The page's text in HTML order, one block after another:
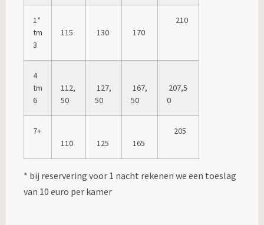
1*
tm
3
115 130 170
210
4
tm
6
112,
50
127,
50
167,
50
207,5
0
7+
110
125 165
205
* bij reservering voor 1 nacht rekenen we een toeslag
van 10 euro per kamer